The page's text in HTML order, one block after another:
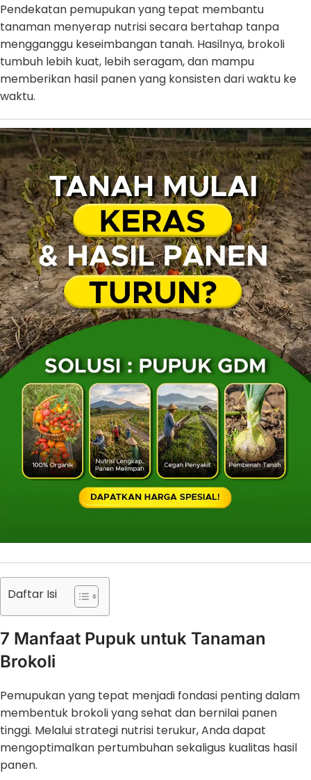
Pendekatan pemupukan yang tepat membantu
tanaman menyerap nutrisi secara bertahap tanpa
mengganggu keseimbangan tanah. Hasilnya, brokoli
tumbuh lebih kuat, lebih seragam, dan mampu
memberikan hasil panen yang konsisten dari waktu ke
waktu.
Daftar Isi
7 Manfaat Pupuk untuk Tanaman
Brokoli
Pemupukan yang tepat menjadi fondasi penting dalam
membentuk brokoli yang sehat dan bernilai panen
tinggi. Melalui strategi nutrisi terukur, Anda dapat
mengoptimalkan pertumbuhan sekaligus kualitas hasil
panen.